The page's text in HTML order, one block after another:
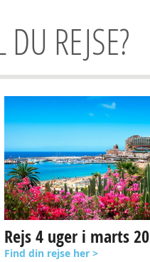
REJSE?
Rejs 4 uger i marts
Find din rejse her >